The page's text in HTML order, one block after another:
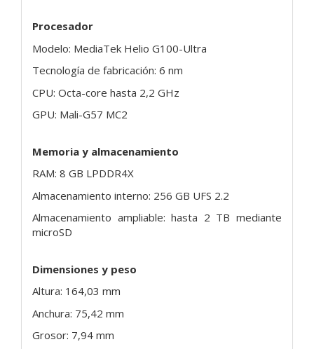
Procesador
Modelo: MediaTek Helio G100-Ultra
Tecnología de fabricación: 6 nm
CPU: Octa-core hasta 2,2 GHz
GPU: Mali-G57 MC2
Memoria y almacenamiento
RAM: 8 GB LPDDR4X
Almacenamiento interno: 256 GB UFS 2.2
Almacenamiento ampliable: hasta 2 TB mediante
microSD
Dimensiones y peso
Altura: 164,03 mm
Anchura: 75,42 mm
Grosor: 7,94 mm